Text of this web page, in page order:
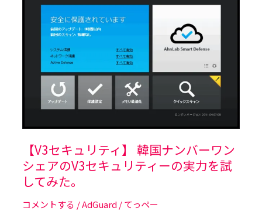
【V3セキュリティ】 韓国ナンバーワン
シェアのV3セキュリティーの実力を試
してみた。
コメントする /AdGuard/てっペー
ワ
ン
ェ